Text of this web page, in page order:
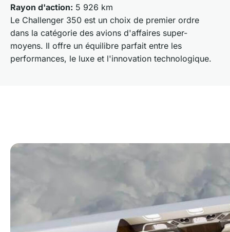
Rayon d'action: 5 926 km
Le Challenger 350 est un choix de premier ordre
dans la catégorie des avions d'affaires super-
moyens. Il offre un équilibre parfait entre les
performances, le luxe et l'innovation technologique.